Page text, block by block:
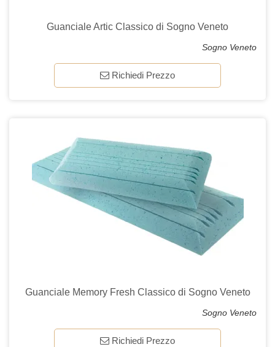
Guanciale Artic Classico di Sogno Veneto
Sogno Veneto
Richiedi Prezzo
Guanciale Memory Fresh Classico di Sogno Veneto
Sogno Veneto
Richiedi Prezzo